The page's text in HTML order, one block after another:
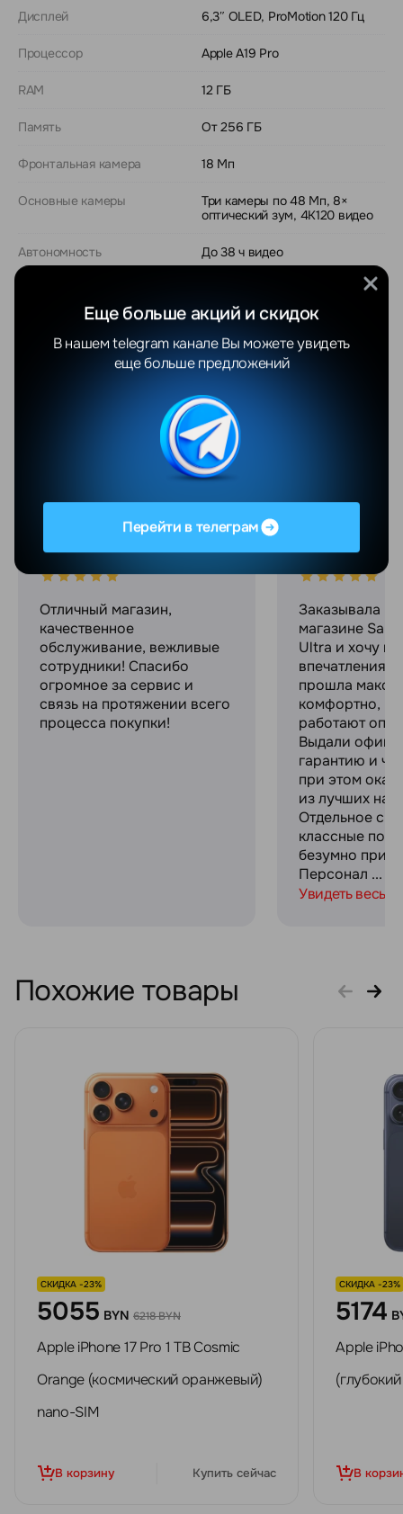
Дисплей 6,3″ OLED, ProMotion 120 Гц
Процессор Apple A19 Pro
RAM 12 ГБ
Память От 256 ГБ
Фронтальная камера 18 Мп
Основные камеры
Три камеры по 48 Мп, 8×
оптический зум, 4K120 видео
Автономность До 38 ч видео
Алюминиевый, улучшенный
теплоотвод (паровая камера)
Показать еще
Все отзывы
04.08.2026
Отличный магазин,
качественное
обслуживание, вежливые
сотрудники! Спасибо
огромное за сервис и
связь на протяжении всего
процесса покупки!
01.08.2026
Заказывала в
магазине
Ultra и хочу
прошла
комфортно,
работают
Выдали
гарантию и
при этом
из лучших на
Отдельное
классные
безумно
Персонал ...
Увидеть весь
Похожие товары
СКИДКА -23%
5055 BYN 6218 BYN
Apple iPhone 17 Pro 1 TB Cosmic
Orange (космический оранжевый)
nano-SIM
В корзину Купить сейчас
СКИДКА -23%
5174
Apple
В
Перейти в телеграм
Еще больше акций и скидок
В нашем telegram канале Вы можете увидеть
еще больше предложений